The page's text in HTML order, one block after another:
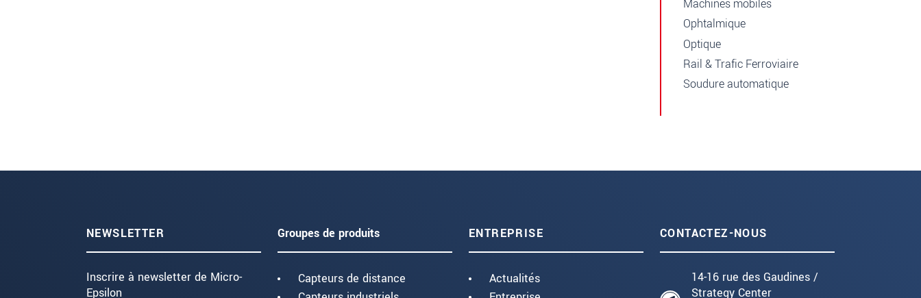
Machines mobiles
Ophtalmique
Optique
Rail & Trafic Ferroviaire
Soudure automatique
NEWSLETTER
Inscrire à newsletter de Micro-
Epsilon
Groupes de produits
Capteurs de distance
ENTREPRISE
Actualités
CONTACTEZ-NOUS
14-16 rue des Gaudines /
Strategy Center